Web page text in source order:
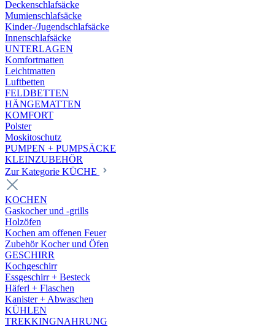
Deckenschlafsäcke
Mumienschlafsäcke
Kinder-/Jugendschlafsäcke
Innenschlafsäcke
UNTERLAGEN
Komfortmatten
Leichtmatten
Luftbetten
FELDBETTEN
HÄNGEMATTEN
KOMFORT
Polster
Moskitoschutz
PUMPEN + PUMPSÄCKE
KLEINZUBEHÖR
Zur Kategorie KÜCHE
KOCHEN
Gaskocher und -grills
Holzöfen
Kochen am offenen Feuer
Zubehör Kocher und Öfen
GESCHIRR
Kochgeschirr
Essgeschirr + Besteck
Häferl + Flaschen
Kanister + Abwaschen
KÜHLEN
TREKKINGNAHRUNG